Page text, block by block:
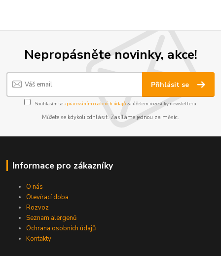
Nepropásněte novinky, akce!
Přihlásit se
Souhlasím se zpracováním osobních údajůza účelem rozesílky newsletteru.
Můžete se kdykoli odhlásit. Zasíláme jednou za měsíc.
Informace pro zákazníky
O nás
Otevírací doba
Rozvoz
Seznam alergenů
Ochrana osobních údajů
Kontakty